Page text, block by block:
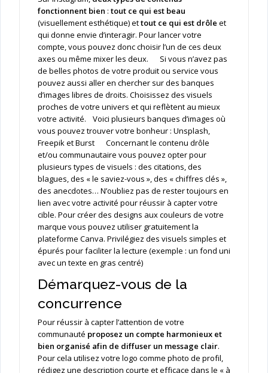
fonctionnent bien : tout ce qui est beau
(visuellement esthétique) ettout ce qui est drôle et
qui donne envie d’interagir. Pour lancer votre
compte, vous pouvez donc choisir l’un de ces deux
axes ou même mixer les deux. Si vous n’avez pas
de belles photos de votre produit ou service vous
pouvez aussi aller en chercher sur des banques
d’images libres de droits. Choisissez des visuels
proches de votre univers et qui reflètent au mieux
votre activité. Voici plusieurs banques d’images où
vous pouvez trouver votre bonheur : Unsplash,
Freepik et Burst Concernant le contenu drôle
et/ou communautaire vous pouvez opter pour
plusieurs types de visuels : des citations, des
blagues, des « le saviez-vous », des « chiffres clés »,
des anecdotes… N’oubliez pas de rester toujours en
lien avec votre activité pour réussir à capter votre
cible. Pour créer des designs aux couleurs de votre
marque vous pouvez utiliser gratuitement la
plateforme Canva. Privilégiez des visuels simples et
épurés pour faciliter la lecture (exemple : un fond uni
avec un texte en gras centré)
Démarquez-vous de la
concurrence
Pour réussir à capter l’attention de votre
communauté proposez un compte harmonieux et
bien organisé afin de diffuser un message clair.
Pour cela utilisez votre logo comme photo de profil,
rédigez une description courte et efficace dans le « à